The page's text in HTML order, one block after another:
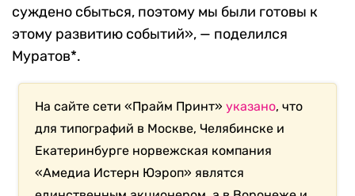
суждено сбыться, поэтому мы были готовы к
этому развитию событий», — поделился
Муратов*.
На сайте сети «Прайм Принт»указано, что
для типографий в Москве, Челябинске и
Екатеринбурге норвежская компания
«Амедиа Истерн Юэроп» являтся